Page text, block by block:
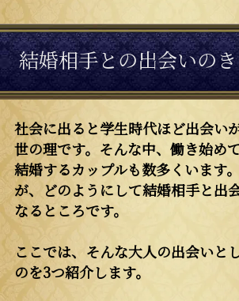
結婚相手との出会いの
社会に出ると学生時代ほど出会い
世の理です。そんな中、働き始め
結婚するカップルも数多くいます
が、どのようにして結婚相手と出
なるところです。
ここでは、そんな大人の出会いと
のを3つ紹介します。